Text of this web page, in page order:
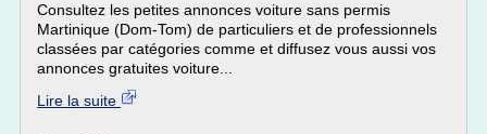
Consultez les petites annonces voiture sans permis
Martinique (Dom-Tom) de particuliers et de professionnels
classées par catégories comme et diffusez vous aussi vos
annonces gratuites voiture...
Lire la suite